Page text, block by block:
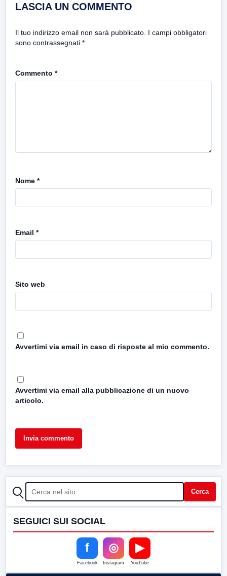
LASCIA UN COMMENTO
Il tuo indirizzo email non sarà pubblicato. I campi obbligatori
sono contrassegnati *
Commento *
Nome *
Email *
Sito web
Avvertimi via email in caso di risposte al mio commento.
Avvertimi via email alla pubblicazione di un nuovo
articolo.
CERCA Cerca
SEGUICI SUI SOCIAL
f
Facebook
◎
Instagram
▶
YouTube